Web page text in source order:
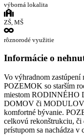
výborná lokalita
ZŠ, MŠ
rôznorodé využitie
Informácie o
Vo výhradnom
POZEMOK so starším
miestom RODINNÉHO
DOMOV či
komfortné bývanie.
celkovú rekonštrukciu,
prístupom sa nachádza v